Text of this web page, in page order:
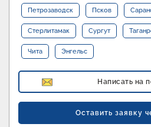
Петрозаводск Псков
Стерлитамак Сургут
Чита Энгельс
Написать на
Оставить заявку